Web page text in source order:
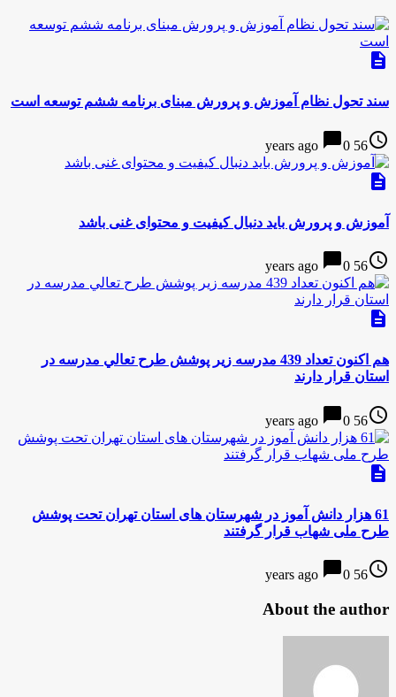
description
سند تحول نظام آموزش و پرورش مبنای برنامه ششم توسعه است
access_time
56 years ago
chat_bubble0
description
آموزش و پرورش باید دنبال کیفیت و محتوای غنی باشد
access_time
56 years ago
chat_bubble0
description
هم اکنون تعداد 439 مدرسه زير پوشش طرح تعالي مدرسه در
استان قرار دارند
access_time
56 years ago
chat_bubble0
description
61 هزار دانش آموز در شهرستان های استان تهران تحت پوشش
طرح ملی شهاب قرار گرفتند
access_time
56 years ago
chat_bubble0
About the author